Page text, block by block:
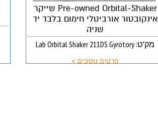
Pre-owned Orbital-Shaker שייקר
אינקובטור אורביטלי חימום בלבד יד
שניה
מק"ט: Lab Orbital Shaker 211DS Gyrotory
פרטים נוספים >